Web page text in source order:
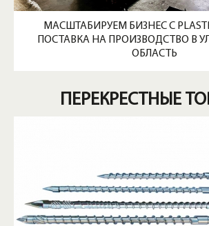
МАСШТАБИРУЕМ БИЗНЕС С
ПОСТАВКА НА ПРОИЗВОДСТВО В
ОБЛАСТЬ
ПЕРЕКРЕСТНЫЕ